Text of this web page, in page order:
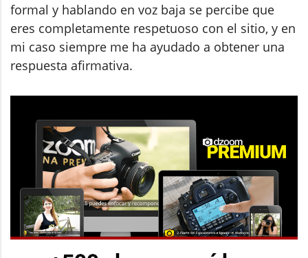
formal y hablando en voz baja se percibe que
eres completamente respetuoso con el sitio, y en
mi caso siempre me ha ayudado a obtener una
respuesta afirmativa.